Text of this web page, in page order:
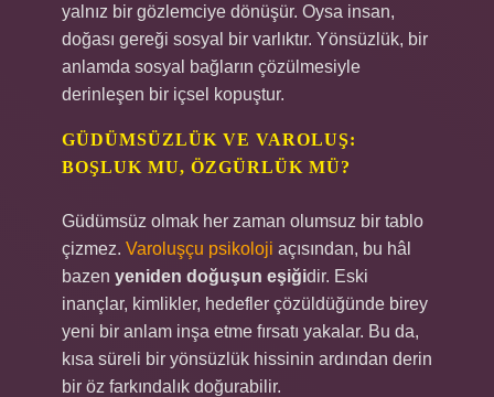
yalnız bir gözlemciye dönüşür. Oysa insan,
doğası gereği sosyal bir varlıktır. Yönsüzlük, bir
anlamda sosyal bağların çözülmesiyle
derinleşen bir içsel kopuştur.
GÜDÜMSÜZLÜK VE VAROLUŞ:
BOŞLUK MU, ÖZGÜRLÜK MÜ?
Güdümsüz olmak her zaman olumsuz bir tablo
çizmez. Varoluşçu psikoloji açısından, bu hâl
bazen yeniden doğuşun eşiğidir. Eski
inançlar, kimlikler, hedefler çözüldüğünde birey
yeni bir anlam inşa etme fırsatı yakalar. Bu da,
kısa süreli bir yönsüzlük hissinin ardından derin
bir öz farkındalık doğurabilir.